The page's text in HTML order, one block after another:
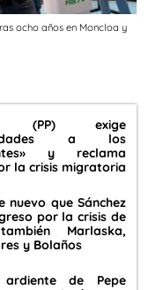
ocho años en Moncloa y
(PP) exige
a los
y reclama
la crisis migratoria
nuevo que Sánchez
por la crisis de
Marlaska,
y Bolaños
de Pepe